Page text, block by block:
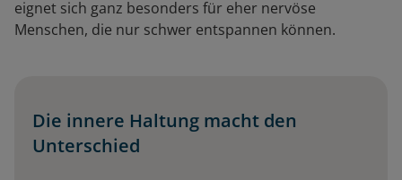
eignet sich ganz besonders für eher nervöse
Menschen, die nur schwer entspannen können.
Die innere Haltung macht den
Unterschied